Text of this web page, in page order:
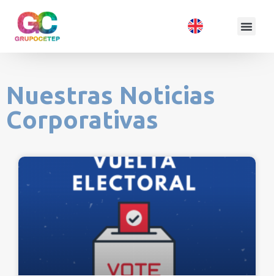
Nuestras Noticias
Corporativas